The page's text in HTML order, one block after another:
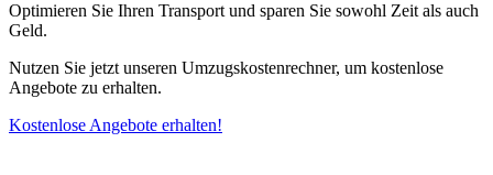
Optimieren Sie Ihren Transport und sparen Sie sowohl Zeit als auch
Geld.
Nutzen Sie jetzt unseren Umzugskostenrechner, um kostenlose
Angebote zu erhalten.
Kostenlose Angebote erhalten!